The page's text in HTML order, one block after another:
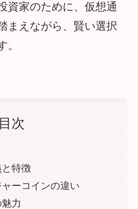
資家のために、仮想通
まえながら、賢い選択
。
目次
特徴
ーコインの違い
力